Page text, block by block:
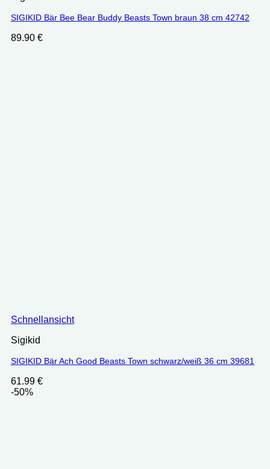
SIGIKID Bär Bee Bear Buddy Beasts Town braun 38 cm 42742
89.90 €
Schnellansicht
Sigikid
SIGIKID Bär Ach Good Beasts Town schwarz/weiß 36 cm 39681
61.99 €
-50%